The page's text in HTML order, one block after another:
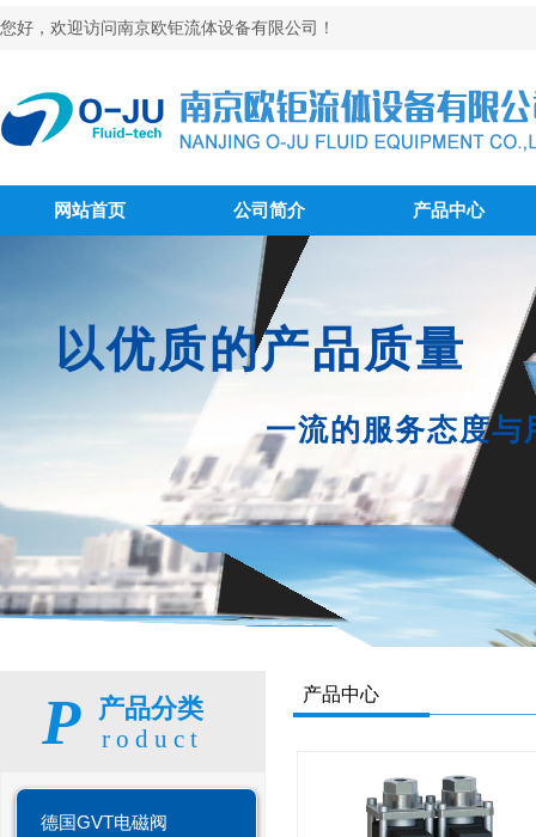
您好，欢迎访问南京欧钜流体设备有限公司！
网站首页 公司简介 产品中心
以优质的产品质量
一流的服务态度与
产品中心
P 产品分类
roduct
德国GVT电磁阀